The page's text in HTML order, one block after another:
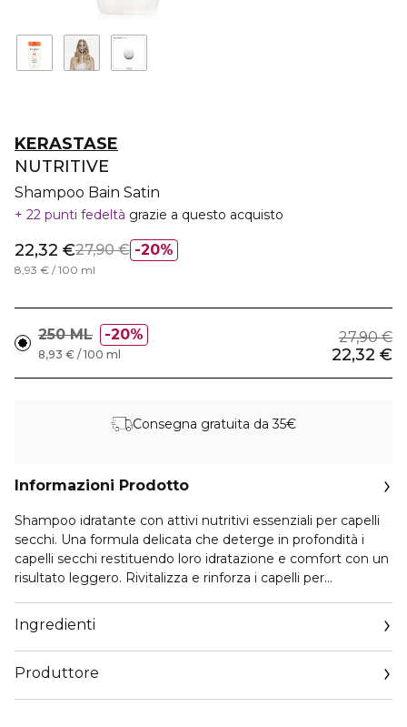
KERASTASE
NUTRITIVE
Shampoo Bain Satin
22 punti fedeltà grazie a questo acquisto
20%
22,32 €27,90 €
8,93 € / 100 ml
250 ML 20% 27,90 €
22,32 €
8,93 € / 100 ml
Consegna gratuita da 35€
Informazioni Prodotto
Shampoo idratante con attivi nutritivi essenziali per capelli
secchi. Una formula delicata che deterge in profondità i
capelli secchi restituendo loro idratazione e comfort con un
risultato leggero. Rivitalizza e rinforza i capelli per
lucentezza migliorando e ammorbidendo i capelli.
+81% di nutrizione immediata e 72h di nutrizione* (*Test
strumentale dopo l'applicazione del Bain Satin).
Ingredienti
Produttore